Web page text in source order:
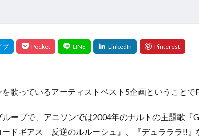
歌っているアーティストベスト5企画ということで
ープで、アニソンでは2004年のナルトの主題歌『
ドギアス 反逆のルルーシュ』、『デュラララ!!』